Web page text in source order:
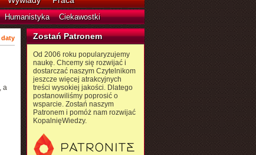
Humanistyka Ciekawostki
daty
a
Zostań Patronem
Od 2006 roku popularyzujemy
naukę. Chcemy się rozwijać i
dostarczać naszym Czytelnikom
jeszcze więcej atrakcyjnych
treści wysokiej jakości. Dlatego
postanowiliśmy poprosić o
wsparcie. Zostań naszym
Patronem i pomóż nam rozwijać
KopalnięWiedzy.